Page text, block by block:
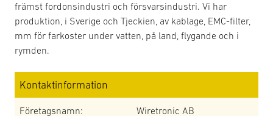
främst fordonsindustri och försvarsindustri. Vi har
produktion, i Sverige och Tjeckien, av kablage, EMC-filter,
mm för farkoster under vatten, på land, flygande och i
rymden.
Kontaktinformation
Företagsnamn:
Wiretronic AB